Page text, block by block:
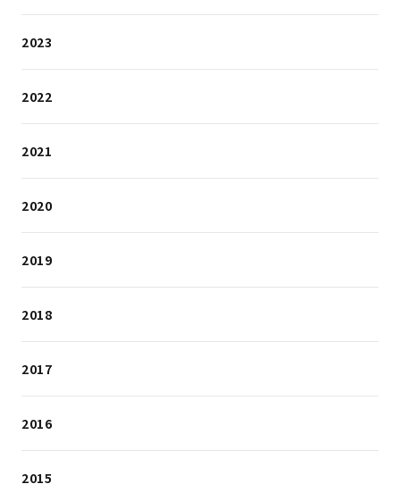
2023
2022
2021
2020
2019
2018
2017
2016
2015